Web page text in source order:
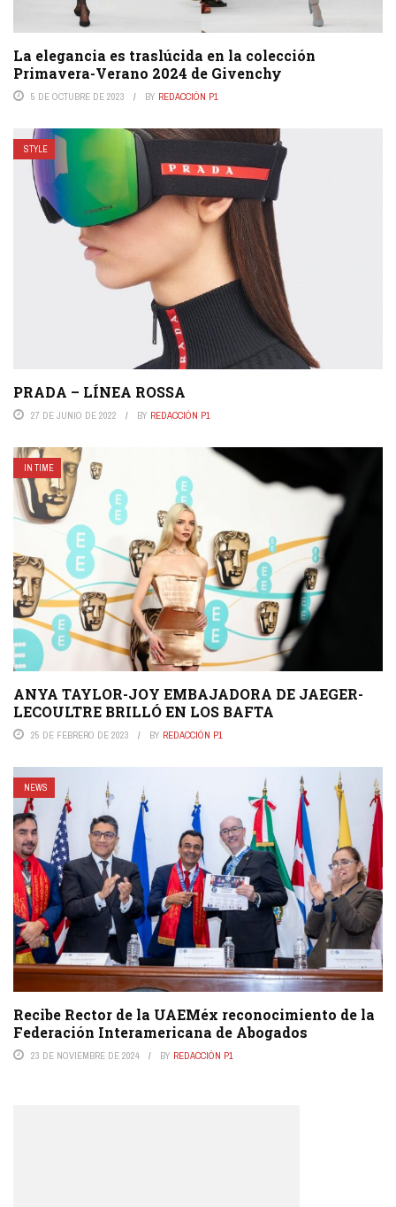
La elegancia es traslúcida en la colección
Primavera-Verano 2024 de Givenchy
5 DE OCTUBRE DE 2023 BY REDACCIÓN P1
STYLE
PRADA – LÍNEA ROSSA
27 DE JUNIO DE 2022 BY REDACCIÓN P1
IN TIME
ANYA TAYLOR-JOY EMBAJADORA DE JAEGER-
LECOULTRE BRILLÓ EN LOS BAFTA
25 DE FEBRERO DE 2023 BY REDACCIÓN P1
NEWS
Recibe Rector de la UAEMéx reconocimiento de la
Federación Interamericana de Abogados
23 DE NOVIEMBRE DE 2024 BY REDACCIÓN P1